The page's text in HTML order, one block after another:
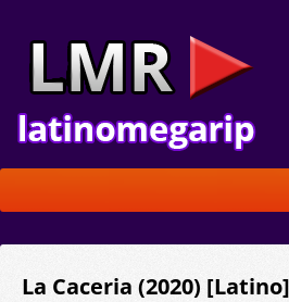
La Caceria (2020)